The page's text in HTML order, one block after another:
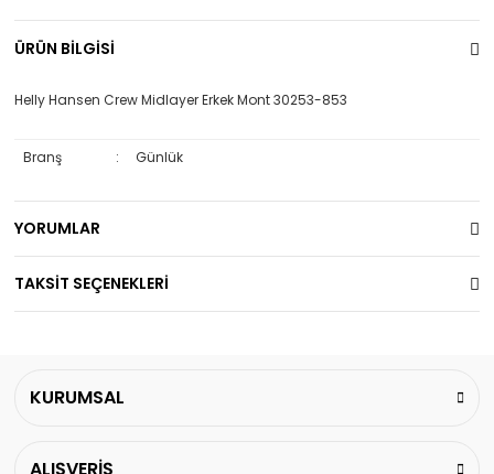
ÜRÜN BİLGİSİ
Helly Hansen Crew Midlayer Erkek Mont 30253-853
Branş : Günlük
YORUMLAR
TAKSİT SEÇENEKLERİ
KURUMSAL